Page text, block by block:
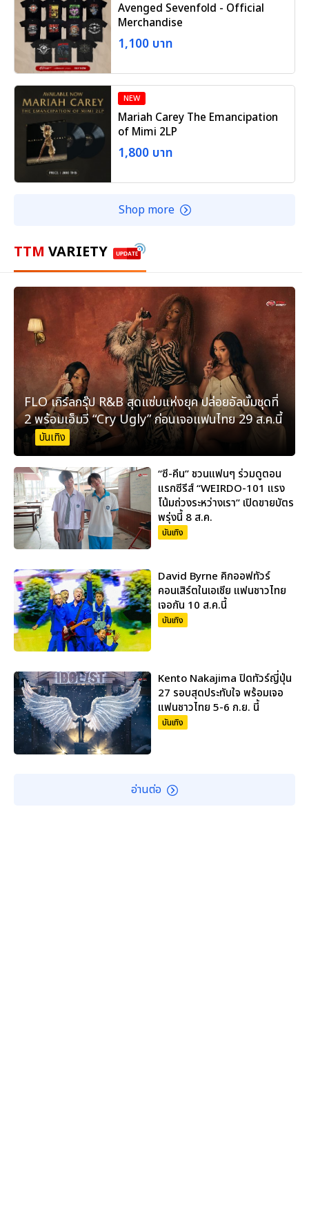
Avenged Sevenfold - Official
Merchandise
1,100 บาท
NEW
Mariah Carey The Emancipation
of Mimi 2LP
1,800 บาท
Shop more
TTM VARIETY
FLO เกิร์ลกรุ๊ป R&B สุดแซ่บแห่งยุค ปล่อยอัลบั้มชุดที่
2 พร้อมเอ็มวี “Cry Ugly” ก่อนเจอแฟนไทย 29 ส.ค.นี้
บันเทิง
“ซี-คีน” ชวนแฟนๆ ร่วมดูตอน
แรกซีรีส์ “WEIRDO-101 แรง
โน้มถ่วงระหว่างเรา” เปิดขายบัตร
พรุ่งนี้ 8 ส.ค.
บันเทิง
David Byrne คิกออฟทัวร์
คอนเสิร์ตในเอเชีย แฟนชาวไทย
เจอกัน 10 ส.ค.นี้
บันเทิง
Kento Nakajima ปิดทัวร์ญี่ปุ่น
27 รอบสุดประทับใจ พร้อมเจอ
แฟนชาวไทย 5-6 ก.ย. นี้
บันเทิง
อ่านต่อ